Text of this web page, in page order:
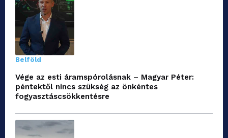
Belföld
Vége az esti áramspórolásnak – Magyar Péter:
péntektől nincs szükség az önkéntes
fogyasztáscsökkentésre